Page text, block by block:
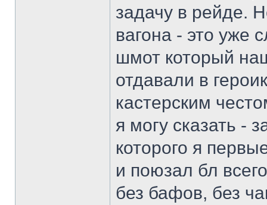
задачу в рейде.
вагона - это уже
шмот который
отдавали в
кастерским
я могу сказать -
которого я
и поюзал бл
без бафов, без